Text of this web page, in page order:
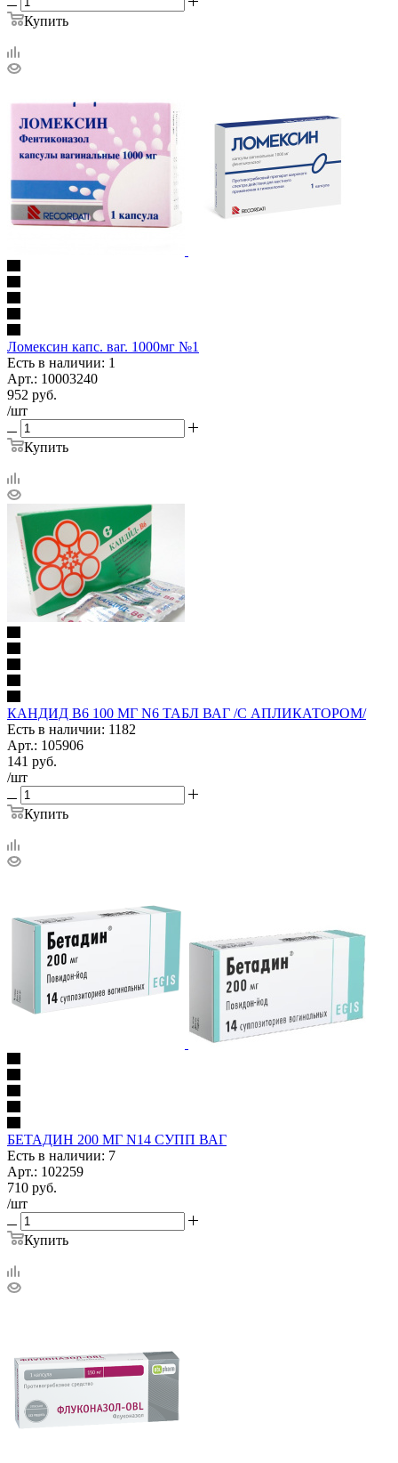
Купить
Ломексин капс. ваг. 1000мг №1
Есть в наличии: 1
Арт.: 10003240
952 руб.
/шт
Купить
КАНДИД В6 100 МГ N6 ТАБЛ ВАГ /С АПЛИКАТОРОМ/
Есть в наличии: 1182
Арт.: 105906
141 руб.
/шт
Купить
БЕТАДИН 200 МГ N14 СУПП ВАГ
Есть в наличии: 7
Арт.: 102259
710 руб.
/шт
Купить